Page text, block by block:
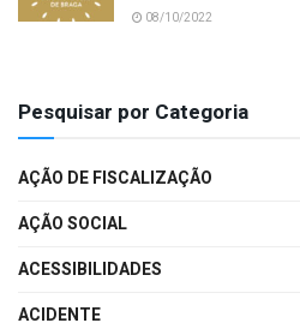
08/10/2022
Pesquisar por Categoria
AÇÃO DE FISCALIZAÇÃO
AÇÃO SOCIAL
ACESSIBILIDADES
ACIDENTE